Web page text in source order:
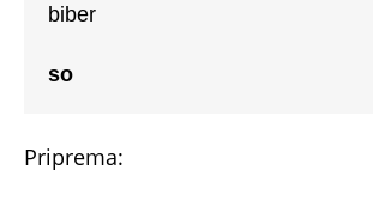
biber
so
Priprema: